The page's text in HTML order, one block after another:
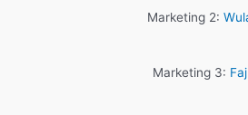
Marketing 2:
Marketing 3: